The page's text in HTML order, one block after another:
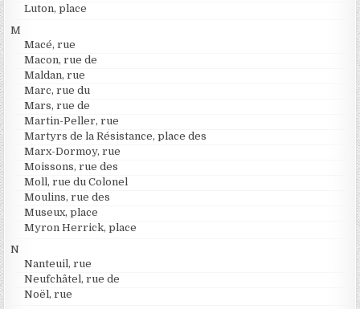
Luton, place
M
Macé, rue
Macon, rue de
Maldan, rue
Marc, rue du
Mars, rue de
Martin-Peller, rue
Martyrs de la Résistance, place des
Marx-Dormoy, rue
Moissons, rue des
Moll, rue du Colonel
Moulins, rue des
Museux, place
Myron Herrick, place
N
Nanteuil, rue
Neufchâtel, rue de
Noël, rue